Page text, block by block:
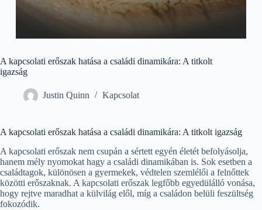
A kapcsolati erőszak hatása a családi dinamikára: A titkolt
igazság
Justin Quinn Kapcsolat
A kapcsolati erőszak hatása a családi dinamikára: A titkolt igazság
A kapcsolati erőszak nem csupán a sértett egyén életét befolyásolja,
hanem mély nyomokat hagy a családi dinamikában is. Sok esetben a
családtagok, különösen a gyermekek, védtelen szemlélői a felnőttek
közötti erőszaknak. A kapcsolati erőszak legfőbb egyedülálló vonása,
hogy rejtve maradhat a külvilág elől, míg a családon belüli feszültség
fokozódik.